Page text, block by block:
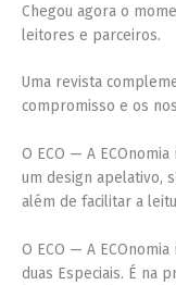
Chegou agora o
leitores e parceiros.
Uma revista
compromisso e os
O ECO — A
um design apelativo,
além de facilitar a
O ECO — A
duas Especiais. É na